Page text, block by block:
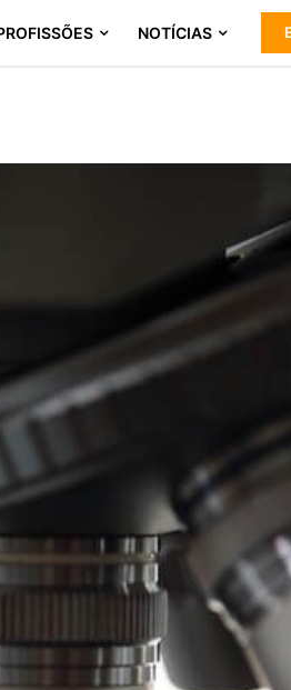
NOTÍCIAS